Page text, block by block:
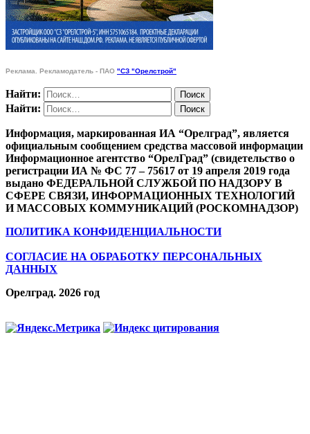
Реклама. Рекламодатель - ПАО "СЗ "Орелстрой"
Найти:
Найти:
Информация, маркированная ИА “Орелград”, является
официальным сообщением средства массовой информации
Информационное агентство “ОрелГрад” (свидетельство о
регистрации ИА № ФС 77 – 75617 от 19 апреля 2019 года
выдано ФЕДЕРАЛЬНОЙ СЛУЖБОЙ ПО НАДЗОРУ В
СФЕРЕ СВЯЗИ, ИНФОРМАЦИОННЫХ ТЕХНОЛОГИЙ
И МАССОВЫХ КОММУНИКАЦИЙ (РОСКОМНАДЗОР)
ПОЛИТИКА КОНФИДЕНЦИАЛЬНОСТИ
СОГЛАСИЕ НА ОБРАБОТКУ ПЕРСОНАЛЬНЫХ
ДАННЫХ
Орелград. 2026 год